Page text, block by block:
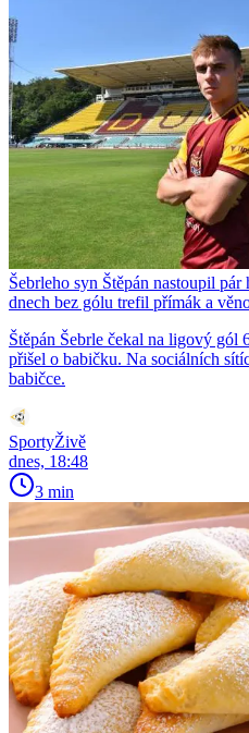
Šebrleho syn Štěpán nastoupil
dnech bez gólu trefil přímák a
Štěpán Šebrle čekal na ligový gól
přišel o babičku. Na sociálních
babičce.
SportyŽivě
dnes, 18:48
3 min